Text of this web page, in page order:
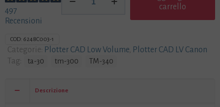
497
Recensioni
Canon
36"
(91.4cm)
6248C003+STAND-
carrello
COD: 6248C003-1
Categorie: Plotter CAD Low Volume Plotter CAD LV Canon
Tag:
ta-30 tm-300 TM-340
Descrizione